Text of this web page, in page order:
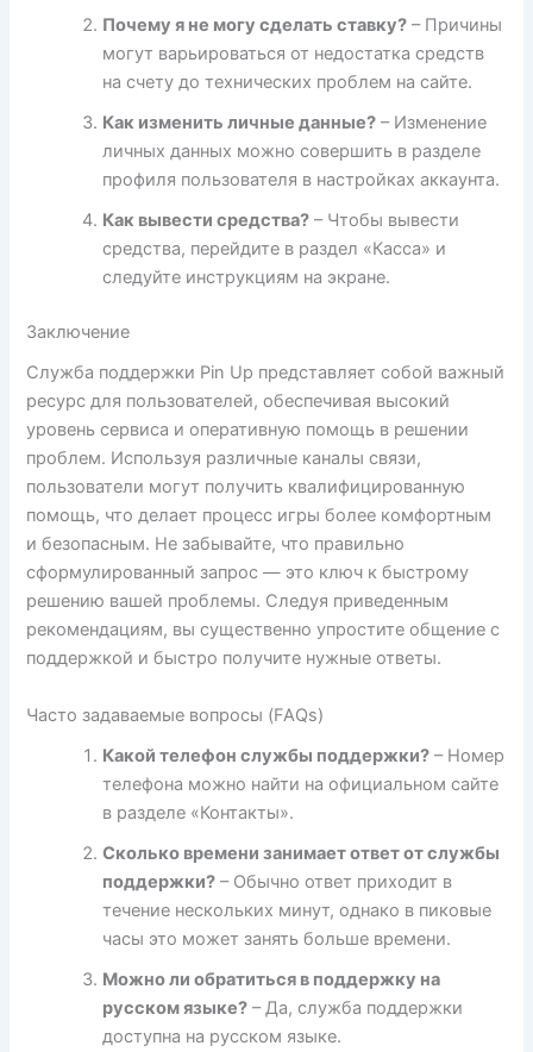
Почему я не могу сделать ставку? – Причины
могут варьироваться от недостатка средств
на счету до технических проблем на сайте.
Как изменить личные данные? – Изменение
личных данных можно совершить в разделе
профиля пользователя в настройках аккаунта.
Как вывести средства? – Чтобы вывести
средства, перейдите в раздел «Касса» и
следуйте инструкциям на экране.
Заключение
Служба поддержки Pin Up представляет собой важный
ресурс для пользователей, обеспечивая высокий
уровень сервиса и оперативную помощь в решении
проблем. Используя различные каналы связи,
пользователи могут получить квалифицированную
помощь, что делает процесс игры более комфортным
и безопасным. Не забывайте, что правильно
сформулированный запрос — это ключ к быстрому
решению вашей проблемы. Следуя приведенным
рекомендациям, вы существенно упростите общение с
поддержкой и быстро получите нужные ответы.
Часто задаваемые вопросы (FAQs)
Какой телефон службы поддержки? – Номер
телефона можно найти на официальном сайте
в разделе «Контакты».
Сколько времени занимает ответ от службы
поддержки? – Обычно ответ приходит в
течение нескольких минут, однако в пиковые
часы это может занять больше времени.
Можно ли обратиться в поддержку на
русском языке? – Да, служба поддержки
доступна на русском языке.